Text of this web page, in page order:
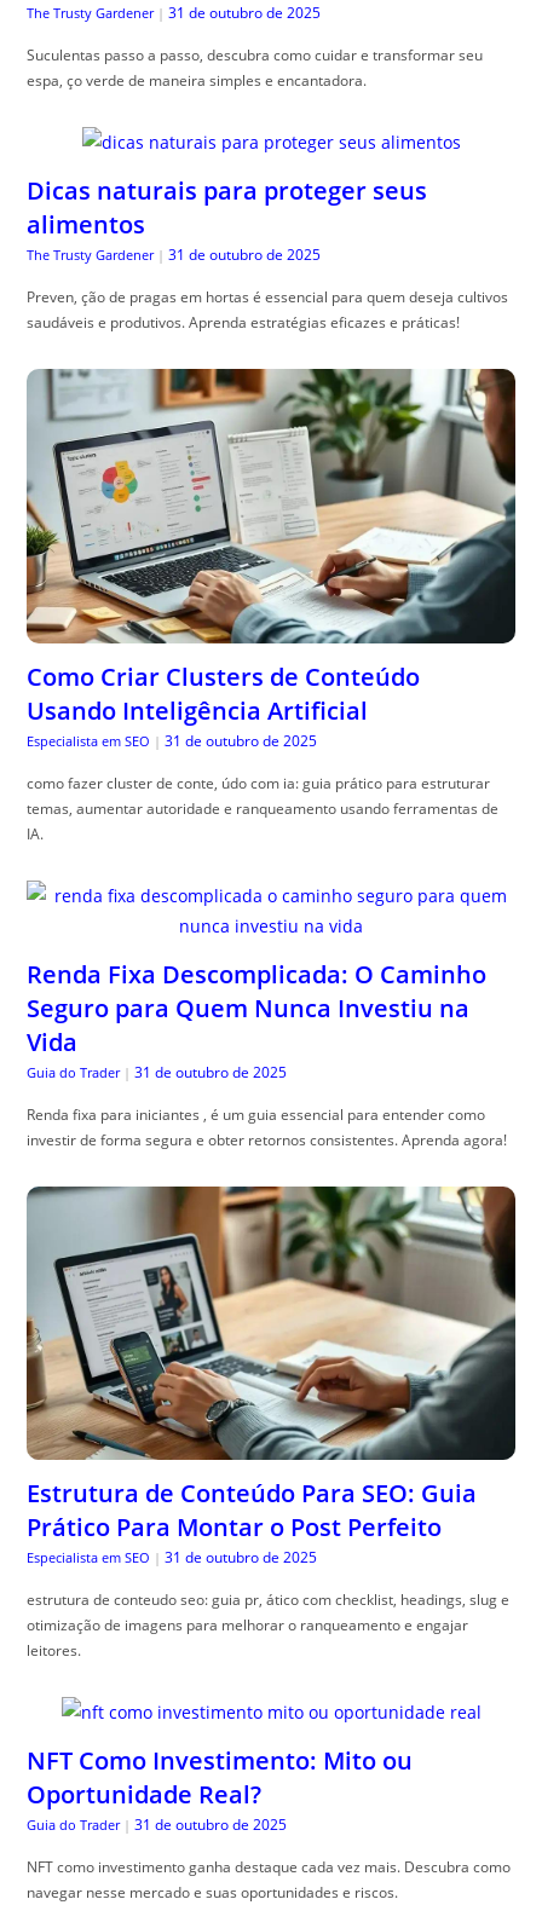
The Trusty Gardener | 31 de outubro de 2025
Suculentas passo a passo, descubra como cuidar e transformar seu
espa, ço verde de maneira simples e encantadora.
Dicas naturais para proteger seus
alimentos
The Trusty Gardener | 31 de outubro de 2025
Preven, ção de pragas em hortas é essencial para quem deseja cultivos
saudáveis e produtivos. Aprenda estratégias eficazes e práticas!
Como Criar Clusters de Conteúdo
Usando Inteligência Artificial
Especialista em SEO | 31 de outubro de 2025
como fazer cluster de conte, údo com ia: guia prático para estruturar
temas, aumentar autoridade e ranqueamento usando ferramentas de
IA.
Renda Fixa Descomplicada: O Caminho
Seguro para Quem Nunca Investiu na
Vida
Guia do Trader | 31 de outubro de 2025
Renda fixa para iniciantes , é um guia essencial para entender como
investir de forma segura e obter retornos consistentes. Aprenda agora!
Estrutura de Conteúdo Para SEO: Guia
Prático Para Montar o Post Perfeito
Especialista em SEO | 31 de outubro de 2025
estrutura de conteudo seo: guia pr, ático com checklist, headings, slug e
otimização de imagens para melhorar o ranqueamento e engajar
leitores.
NFT Como Investimento: Mito ou
Oportunidade Real?
Guia do Trader | 31 de outubro de 2025
NFT como investimento ganha destaque cada vez mais. Descubra como
navegar nesse mercado e suas oportunidades e riscos.